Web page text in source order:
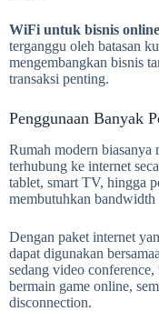
WiFi untuk bisnis online
terganggu oleh batasan
mengembangkan bisnis
transaksi penting.
Penggunaan Banyak
Rumah modern
terhubung ke internet
tablet, smart TV, hingga
membutuhkan bandwidth
Dengan paket internet
dapat digunakan
sedang video
bermain game online,
disconnection.